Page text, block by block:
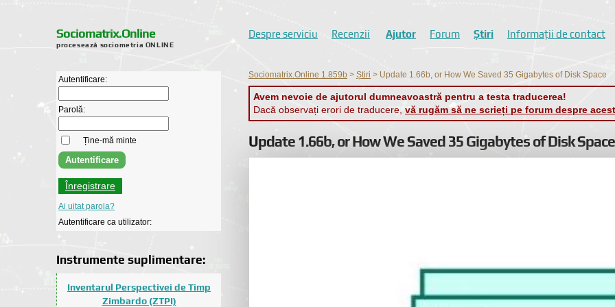
Sociomatrix.Online
procesează sociometria ONLINE
Despre serviciu Recenzii Ajutor Forum Știri Informații de contact
Sociomatrix.Online 1.859b > Știri > Update 1.66b, or How We Saved 35 Gigabytes of Disk Space
Avem nevoie de ajutorul dumneavoastră pentru a testa traducerea!
Dacă observați erori de traducere, vă rugăm să ne scrieți pe forum despre
Update 1.66b, or How We Saved 35 Gigabytes of Disk Space
Autentificare:
Parolă:
Ține-mă minte
Înregistrare
Ai uitat parola?
Autentificare ca utilizator:
Instrumente suplimentare:
Inventarul Perspectivei de Timp
Zimbardo (ZTPI)